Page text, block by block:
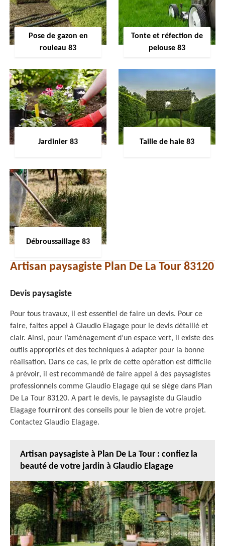
Pose de gazon en
rouleau 83
Tonte et réfection de
pelouse 83
Jardinier 83 Taille de haie 83
Débroussaillage 83
Artisan paysagiste Plan De La Tour 83120
Devis paysagiste
Pour tous travaux, il est essentiel de faire un devis. Pour ce
faire, faites appel à Glaudio Elagage pour le devis détaillé et
clair. Ainsi, pour l’aménagement d’un espace vert, il existe des
outils appropriés et des techniques à adapter pour la bonne
réalisation. Dans ce cas, le prix de cette opération est difficile
à prévoir, il est recommandé de faire appel à des paysagistes
professionnels comme Glaudio Elagage qui se siège dans Plan
De La Tour 83120. A part le devis, le paysagiste du Glaudio
Elagage fourniront des conseils pour le bien de votre projet.
Contactez Glaudio Elagage.
Artisan paysagiste à Plan De La Tour : confiez la
beauté de votre jardin à Glaudio Elagage